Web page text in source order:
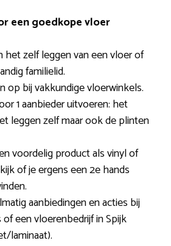
een goedkope vloer
het zelf leggen van een vloer of
familielid.
op bij vakkundige vloerwinkels.
1 aanbieder uitvoeren: het
leggen zelf maar ook de plinten
voordelig product als vinyl of
of je ergens een 2e hands
aanbiedingen en acties bij
of een vloerenbedrijf in Spijk
laminaat).